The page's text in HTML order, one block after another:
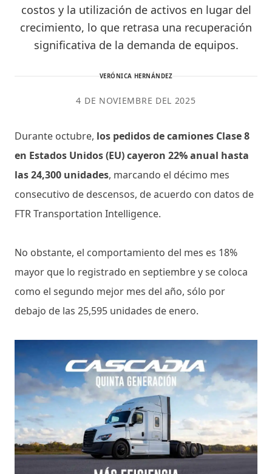
costos y la utilización de activos en lugar del
crecimiento, lo que retrasa una recuperación
significativa de la demanda de equipos.
VERÓNICA HERNÁNDEZ
4 DE NOVIEMBRE DEL 2025
Durante octubre, los pedidos de camiones Clase 8
en Estados Unidos (EU) cayeron 22% anual hasta
las 24,300 unidades, marcando el décimo mes
consecutivo de descensos, de acuerdo con datos de
FTR Transportation Intelligence.
No obstante, el comportamiento del mes es 18%
mayor que lo registrado en septiembre y se coloca
como el segundo mejor mes del año, sólo por
debajo de las 25,595 unidades de enero.